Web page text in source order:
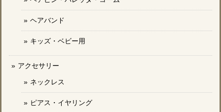
ヘアバンド
キッズ・ベビー用
アクセサリー
ネックレス
ピアス・イヤリング